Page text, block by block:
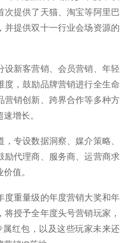
次提供了天猫、淘宝等阿里巴
并提供双十一行业会场资源的
新客营销、会员营销、年轻
度，鼓励品牌营销进行全生命
营销创新、跨界合作等多种方
增长。
专设数据洞察、媒介策略、
励代理商、服务商、运营商求
值。
重量级的年度营销大奖和年
授予全年度头号营销玩家，
红包，以及这些玩家未来还